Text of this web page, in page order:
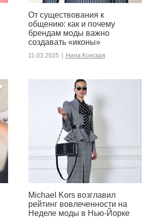
От существования к
общению: как и почему
брендам моды важно
создавать «иконы»
11.03.2025 Нина Конская
Michael Kors возглавил
рейтинг вовлеченности на
Неделе моды в Нью-Йорке